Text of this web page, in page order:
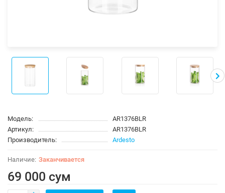
Модель:
AR1376BLR
Артикул:
AR1376BLR
Производитель:
Ardesto
Заканчивается
69 000 сум